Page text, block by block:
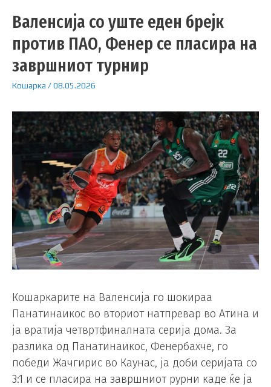
Валенсија со уште еден брејк
против ПАО, Фенер се пласира на
завршниот турнир
Кошарка /08.05.2026
Кошаркарите на Валенсија го шокираа
Панатинаикос во вториот натпревар во Атина и
ја вратија четвртфиналната серија дома. За
разлика од Панатинаикос, Фенербахче, го
победи Жачгирис во Каунас, ја доби серијата со
3:1 и се пласира на завршниот рурни каде ќе ја